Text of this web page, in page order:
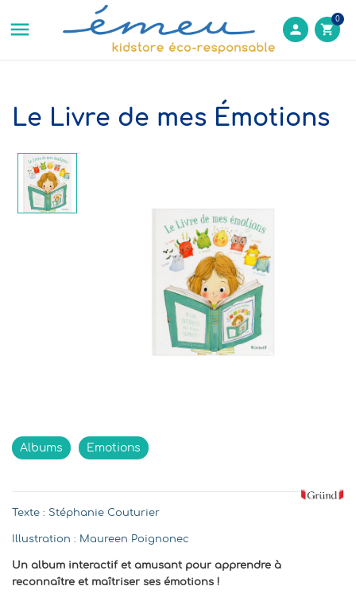
 person shopping_cart
0
Le Livre de mes Émotions
Albums Emotions
Texte : Stéphanie Couturier
Illustration : Maureen Poignonec
Un album interactif et amusant pour apprendre à
reconnaître et maîtriser ses émotions !